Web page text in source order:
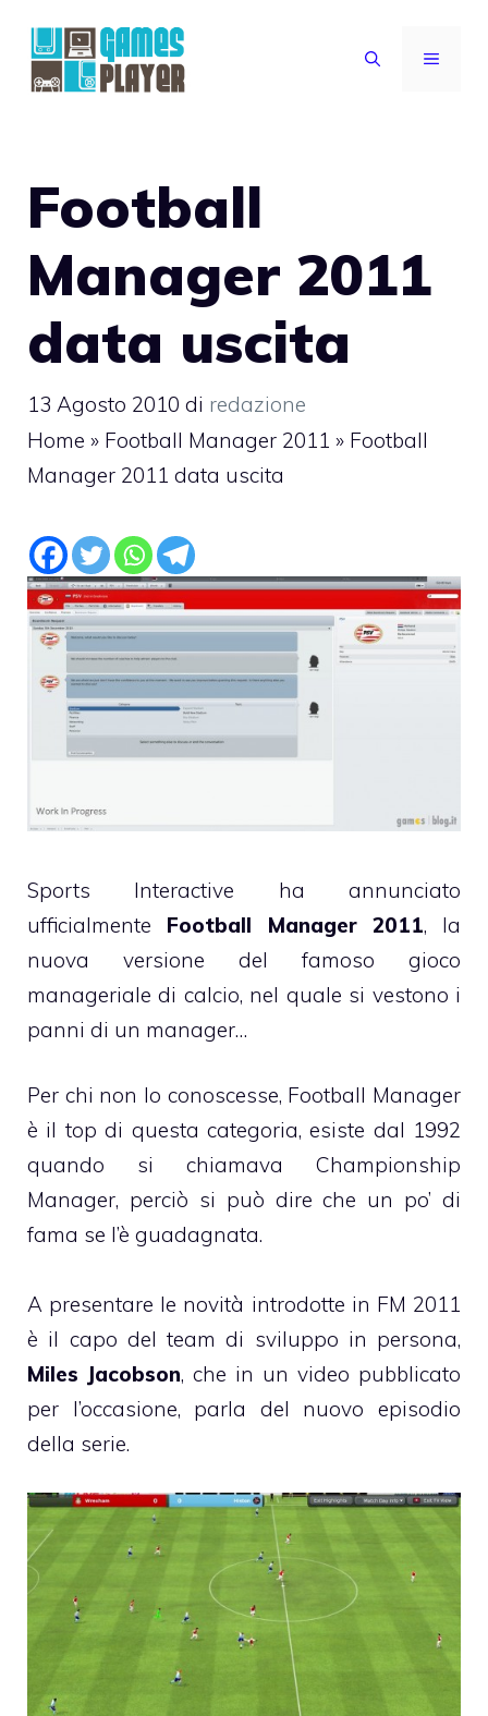
contenuto
MENU
Football
Manager 2011
data uscita
13 Agosto 2010 di redazione
Home » Football Manager 2011 » Football
Manager 2011 data uscita
Sports Interactive ha annunciato
ufficialmente Football Manager 2011, la
nuova versione del famoso gioco
manageriale di calcio, nel quale si vestono i
panni di un manager…
Per chi non lo conoscesse, Football Manager
è il top di questa categoria, esiste dal 1992
quando si chiamava Championship
Manager, perciò si può dire che un po’ di
fama se l’è guadagnata.
A presentare le novità introdotte in FM 2011
è il capo del team di sviluppo in persona,
Miles Jacobson, che in un video pubblicato
per l’occasione, parla del nuovo episodio
della serie.